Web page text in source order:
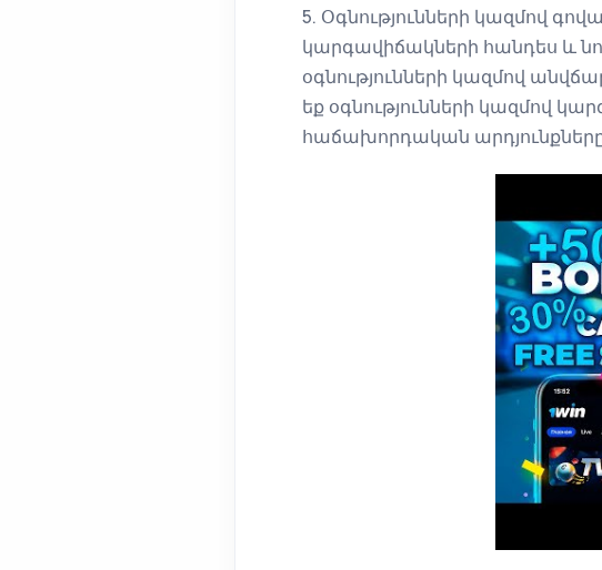
5. Օգնությունների կազմով
կարգավիճակների հանդես և
օգնությունների կազմով
եք օգնությունների կազմով
հաճախորդական